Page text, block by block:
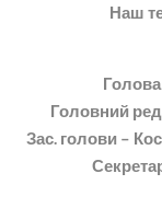
Наш
Головний
Зас. голови –